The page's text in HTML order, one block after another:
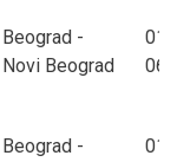
Beograd -
Novi Beograd
Beograd -